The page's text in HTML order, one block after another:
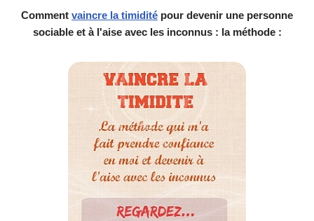
Comment vaincre la timidité pour devenir une personne
sociable et à l'aise avec les inconnus : la méthode :